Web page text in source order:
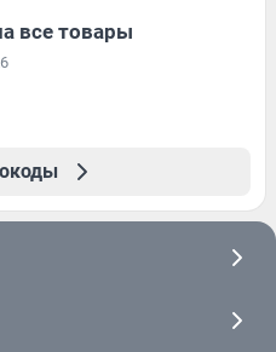
все товары